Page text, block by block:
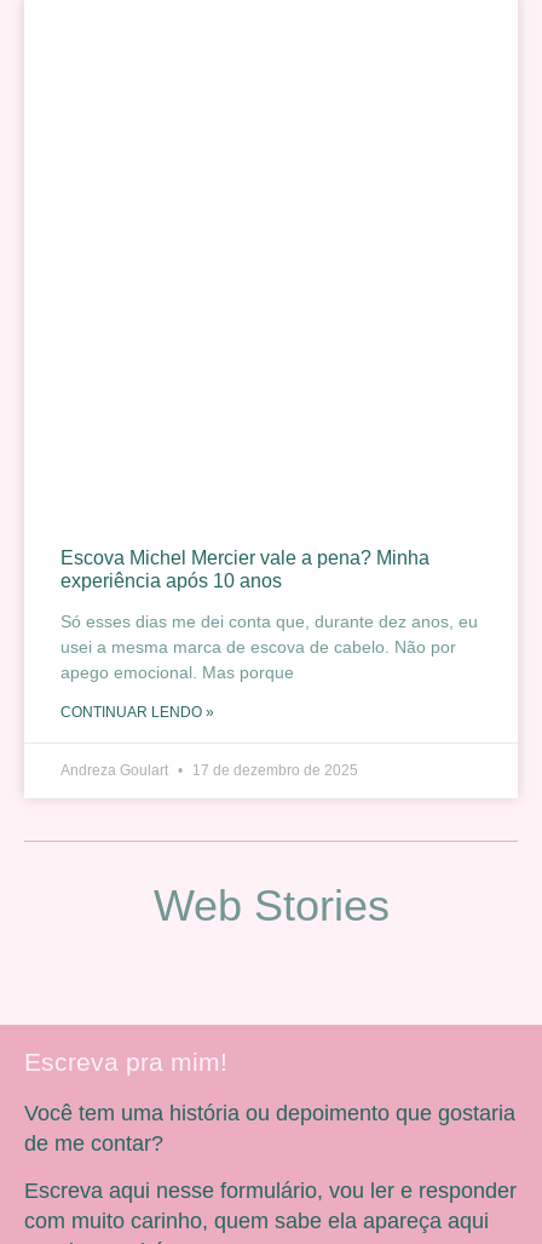
Escova Michel Mercier vale a pena? Minha
experiência após 10 anos
Só esses dias me dei conta que, durante dez anos, eu
usei a mesma marca de escova de cabelo. Não por
apego emocional. Mas porque
CONTINUAR LENDO »
Andreza Goulart 17 de dezembro de 2025
Web Stories
Escreva pra mim!
Você tem uma história ou depoimento que gostaria
de me contar?
Escreva aqui nesse formulário, vou ler e responder
com muito carinho, quem sabe ela apareça aqui